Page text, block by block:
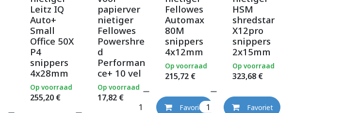
Leitz IQ
Auto+
Small
Office 50X
P4
snippers
4x28mm
255,20 €
Op voorraad
papierver
nietiger
Fellowes
Powershre
d
Performan
ce+ 10 vel
17,82€
Op voorraad
Fellowes
Automax
80M
snippers
4x12mm
215,72€
Op voorraad
Favoriet
HSM
shredstar
X12pro
snippers
2x15mm
323,68€
Op voorraad
Favoriet